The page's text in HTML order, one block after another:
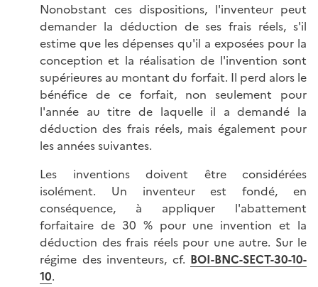
Nonobstant ces dispositions, l'inventeur peut
demander la déduction de ses frais réels, s'il
estime que les dépenses qu'il a exposées pour la
conception et la réalisation de l'invention sont
supérieures au montant du forfait. Il perd alors le
bénéfice de ce forfait, non seulement pour
l'année au titre de laquelle il a demandé la
déduction des frais réels, mais également pour
les années suivantes.
Les inventions doivent être considérées
isolément. Un inventeur est fondé, en
conséquence, à appliquer l'abattement
forfaitaire de 30 % pour une invention et la
déduction des frais réels pour une autre. Sur le
régime des inventeurs, cf. BOI-BNC-SECT-30-10-
10.